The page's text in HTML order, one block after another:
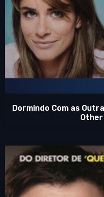
Dormindo Com as
Other